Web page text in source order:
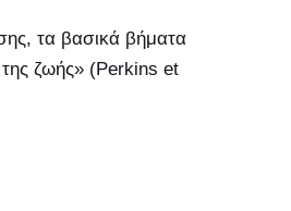
τα βασικά βήματα
της ζωής» (Perkins et